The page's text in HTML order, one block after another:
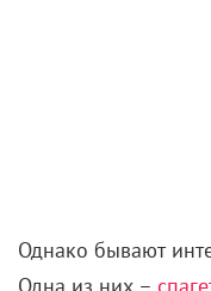
же темная броня
могла